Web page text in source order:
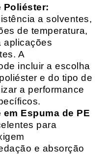
Poliéster:
a solventes,
de temperatura,
aplicações
A
incluir a escolha
e do tipo de
a performance
Espuma de PE
para
e absorção